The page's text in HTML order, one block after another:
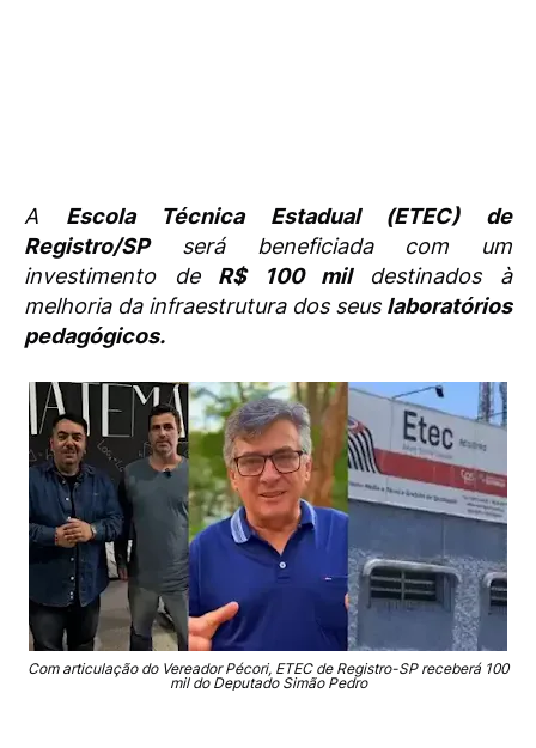
A Escola Técnica Estadual (ETEC) de
Registro/SPserá beneficiada com um
investimento deR$ 100 mil destinados à
melhoria da infraestrutura dos seus laboratórios
pedagógicos.
Com articulação do Vereador Pécori, ETEC de Registro-SP receberá 100
mil do Deputado Simão Pedro